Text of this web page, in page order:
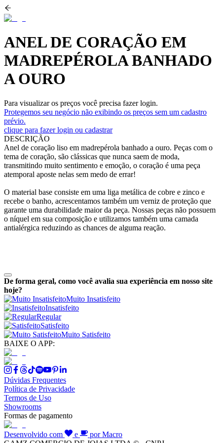
ANEL DE CORAÇÃO EM
MADREPÉROLA BANHADO
A OURO
Para visualizar os preços você precisa fazer login.
Protegemos seu negócio não exibindo os preços sem um cadastro
prévio.
clique para fazer login ou cadastrar
DESCRIÇÃO
Anel de coração liso em madrepérola banhado a ouro. Peças com o
tema de coração, são clássicas que nunca saem de moda,
transmitindo muito sentimento e emoção, o coração é uma peça
atemporal aposte nelas sem medo de errar!
O material base consiste em uma liga metálica de cobre e zinco e
recebe o banho, acrescentamos também um verniz de proteção que
garante uma durabilidade maior da peça. Nossas peças não possuem
o níquel em sua composição e utilizamos também uma camada
antialérgica reduzindo as chances de alguma reação.
De forma geral, como você avalia sua experiência em nosso site
hoje?
Muito Insatisfeito
Insatisfeito
Regular
Satisfeito
Muito Satisfeito
BAIXE O APP:
Dúvidas Frequentes
Política de Privacidade
Termos de Uso
Showrooms
Formas de pagamento
Desenvolvido com e
por Macro